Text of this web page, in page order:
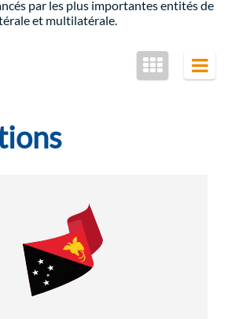
par les plus importantes entités de
et multilatérale.
européenne accorde une
priorité systématique et opportune à
ses programmes pour évaluer les
la qualité et les résultats, en